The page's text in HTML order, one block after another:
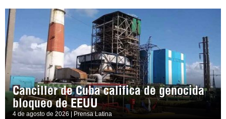
Canciller de Cuba califica de genocida
bloqueo de EEUU
4 de agosto de 2026 | Prensa Latina